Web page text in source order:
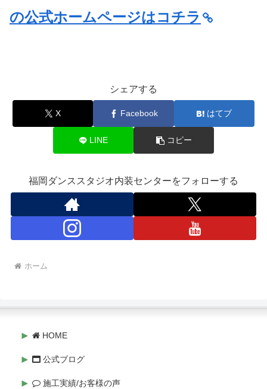
の公式ホームページはコチラ
シェアする
X Facebook はてブ
LINE コピー
福岡ダンススタジオ内装センターをフォローする
ホーム
HOME
公式ブログ
施工実績/お客様の声